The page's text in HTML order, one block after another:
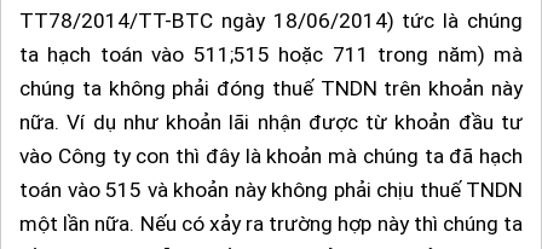
TT78/2014/TT-BTC ngày 18/06/2014) tức là chúng
ta hạch toán vào 511;515 hoặc 711 trong năm) mà
chúng ta không phải đóng thuế TNDN trên khoản này
nữa. Ví dụ như khoản lãi nhận được từ khoản đầu tư
vào Công ty con thì đây là khoản mà chúng ta đã hạch
toán vào 515 và khoản này không phải chịu thuế TNDN
một lần nữa. Nếu có xảy ra trường hợp này thì chúng ta